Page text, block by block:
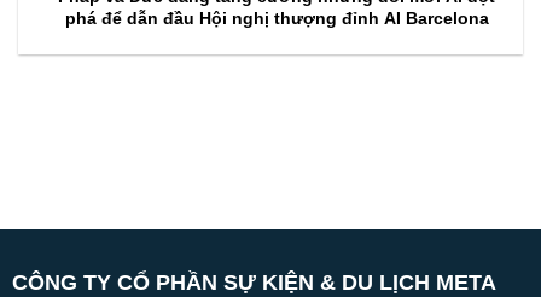
phá để dẫn đầu Hội nghị thượng đỉnh AI Barcelona
CÔNG TY CỔ PHẦN SỰ KIỆN & DU LỊCH META